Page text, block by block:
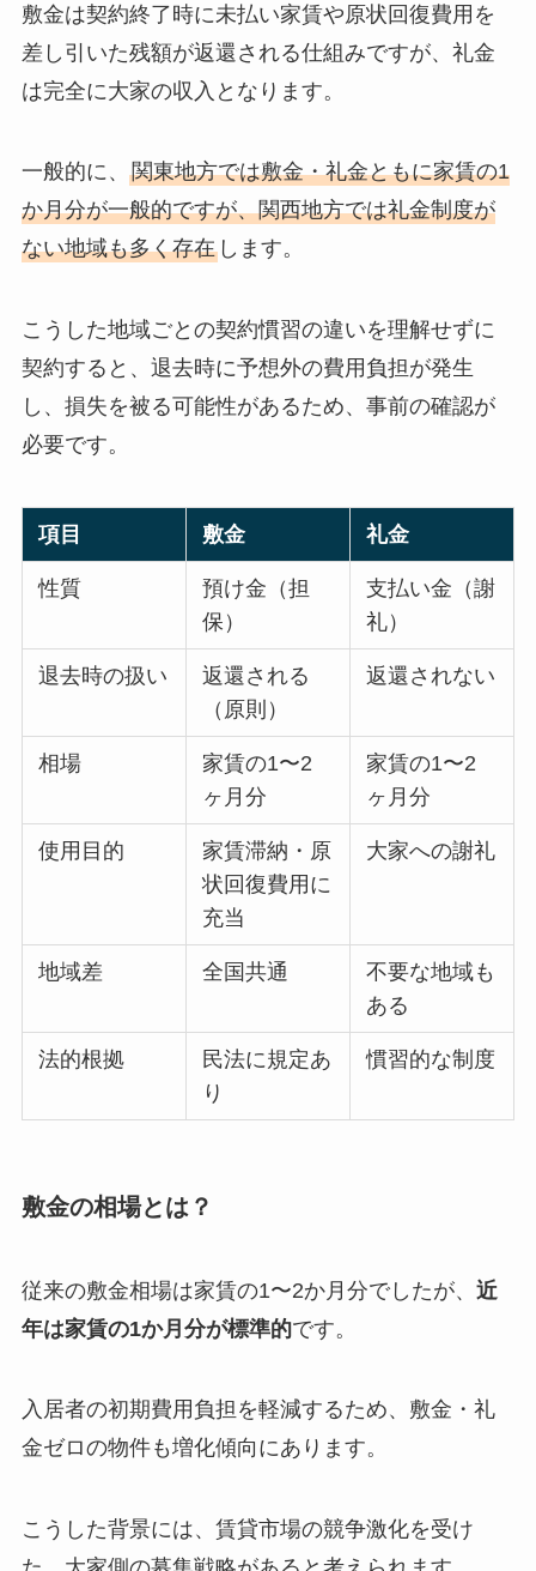
敷金は契約終了時に未払い家賃や原状回復費用を
差し引いた残額が返還される仕組みですが、礼金
は完全に大家の収入となります。
一般的に、 関東地方では敷金・礼金ともに家賃の1
か月分が一般的ですが、関西地方では礼金制度が
ない地域も多く存在します。
こうした地域ごとの契約慣習の違いを理解せずに
契約すると、退去時に予想外の費用負担が発生
し、損失を被る可能性があるため、事前の確認が
必要です。
項目 敷金 礼金
性質
預け金（担
保）
支払い金（謝
礼）
退去時の扱い
返還される
（原則）
返還されない
相場
家賃の1〜2
ヶ月分
家賃の1〜2
ヶ月分
使用目的
家賃滞納・原
状回復費用に
充当
大家への謝礼
地域差 全国共通
不要な地域も
ある
法的根拠
民法に規定あ
り
慣習的な制度
敷金の相場とは？
従来の敷金相場は家賃の1〜2か月分でしたが、 近
年は家賃の1か月分が標準的です。
入居者の初期費用負担を軽減するため、敷金・礼
金ゼロの物件も増化傾向にあります。
こうした背景には、賃貸市場の競争激化を受け